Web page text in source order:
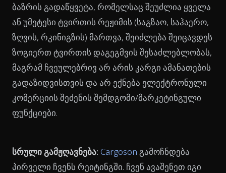
ბაზრის გადაწყვეტა, რომელსაც შეუძლია ყველა
ან უმეტესი ტვირთის რეჟიმის (საგზაო, საჰაერო,
ზღვის, რკინიგზის) მართვა, შეიძლება შეიცავდეს
ზოგიერთ ტვირთის დაგეგმვის შესაძლებლობას,
მაგრამ ჩვეულებრივ არ არის კარგი ამანათების
გადაზიდვისთვის და არ ექნება ელექტრონული
კომერციის შეძენის შემდგომი/მარკეტინგული
ფუნქციები.
სრული გამჟღავნება: Cargoson გამოჩნდება
პირველი ჩვენს რეიტინგში. ჩვენ ავაშენეთ იგი